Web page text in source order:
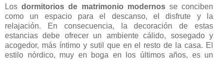
Losdormitorios de matrimonio modernosse conciben
como un espacio para el descanso, el disfrute y la
relajación. En consecuencia, la decoración de estas
estancias debe ofrecer un ambiente cálido, sosegado y
acogedor, más íntimo y sutil que en el resto de la casa. El
estilo nórdico, muy en boga en los últimos años, es un